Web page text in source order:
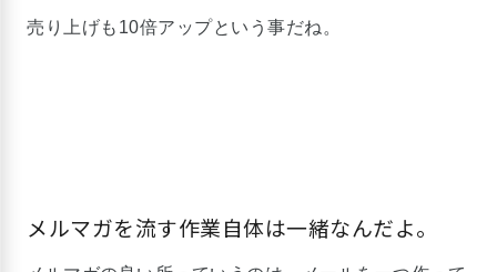
売り上げも10倍アップという事だね。
メルマガを流す作業自体は一緒なんだよ。